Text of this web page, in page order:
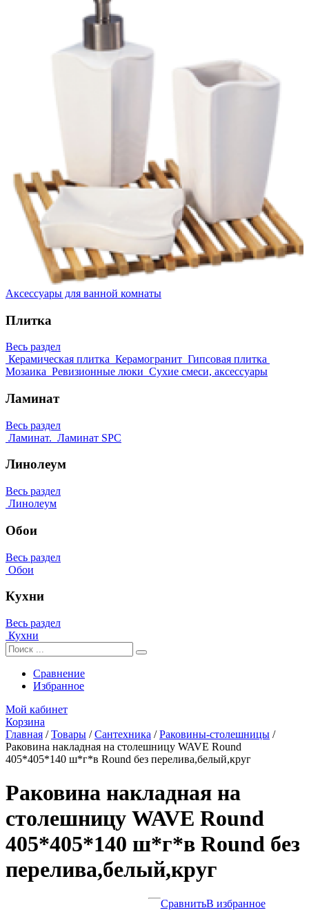
Аксессуары для ванной комнаты
Плитка
Весь раздел
Керамическая плитка Керамогранит Гипсовая плитка
Мозаика Ревизионные люки Сухие смеси, аксессуары
Ламинат
Весь раздел
Ламинат. Ламинат SPC
Линолеум
Весь раздел
Линолеум
Обои
Весь раздел
Обои
Кухни
Весь раздел
Кухни
Сравнение
Избранное
Мой кабинет
Корзина
Главная /Товары /Сантехника /Раковины-столешницы /
Раковина накладная на столешницу WAVE Round
405*405*140 ш*г*в Round без перелива,белый,круг
Раковина накладная на
столешницу WAVE Round
405*405*140 ш*г*в Round без
перелива,белый,круг
СравнитьВ избранное